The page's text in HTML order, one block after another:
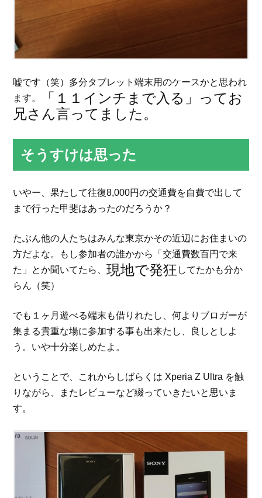
嘘です（笑）多分タブレット端末用のケースかと思われ
ます。
「１１インチまで入る」ってお
兄さん言ってました。
そうすけは思った
いやー、果たして往復8,000円の交通費を自費で出して
まで行った甲斐はあったのだろうか？
たぶん他の人たちはみんな東京かその近辺にお住まいの
方だよな。もし参加者の誰かから「交通費数百円で来
た」とか聞いてたら、現地で発狂 してたかも分か
らん（笑）
でも１ヶ月遊べる端末も借りれたし、何よりブロガーが
集まる貴重な場に参加する事も出来たし、良しとしよ
う。いや十分楽しめたよ。
ということで、これからしばらくは Xperia Z Ultra を触
りながら、またレビューなど綴っていきたいと思いま
す。